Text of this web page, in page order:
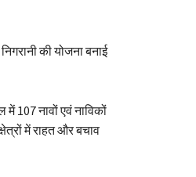
की योजना बनाई
107 नावों एवं नाविकों
में राहत और बचाव